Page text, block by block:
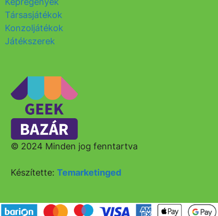
© 2024 Minden jog fenntartva
Készítette:Temarketinged
Társasjátékok
Konzoljátékok
Játékszerek